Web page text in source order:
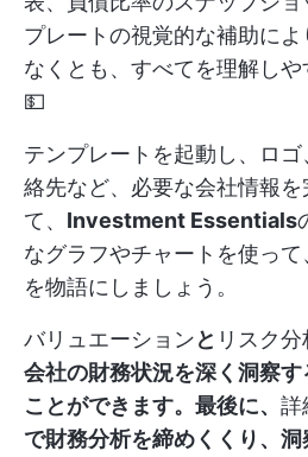
プレートの視覚的な補助に
なくとも、すべてを理解しや
💵
テンプレートを起動し、ロ
絡先など、必要な会社情報を
て、 Investment Essentials
なグラフやチャートを使っ
を物語にしましょう。
バリュエーションと リスク分
会社の財務状況を深く洞察
ことができます。最後に、 詳
で財務分析を締めくくり、